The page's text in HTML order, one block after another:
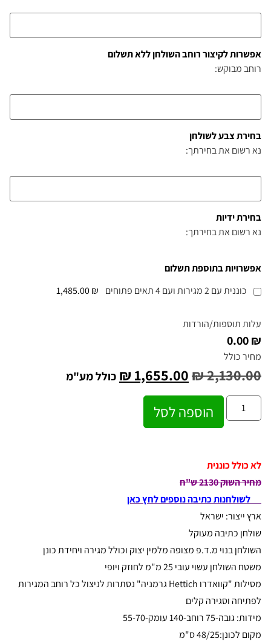
אפשרות לקיצור רוחב השולחן ללא תשלום
רוחב מבוקש:
בחירת צבע לשולחן
נא רשום את בחירתך:
בחירת ידיות
נא רשום את בחירתך:
אפשרויות בתוספת תשלום
כוננית עם 2 מגירות ועם 4 תאים פתוחים
₪ 1,485.00
עלות תוספות/הורדות
₪ 0.00
מחיר כולל
₪2,130.00
₪ 1,655.00 כולל מע"מ
הוספה לסל
לא כולל כוננית
מחיר השוק 2130 ש"ח
לשולחנות כתיבה נוספים לחץ כאן
ארץ ייצור: ישראל
שולחן כתיבה מעוקל
השולחן בנוי מ.ד.פ מצופה מלמין יצוק וכולל מגירה ויחידת כונן
משטח השולחן עשוי עובי 25 מ"מ לחוזק ויופי
מסילות "קוואדרו Hettich גרמניה" נסתרות לניצול כל רוחב המגירות
לפתיחה וסגירה קלים
מידות: גובה-75 רוחב-140 עומק-55-70
מקום לכונן:48/25 ס"מ